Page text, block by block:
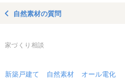
自然素材の質問
家づくり相談
新築戸建て 自然素材 オール電化